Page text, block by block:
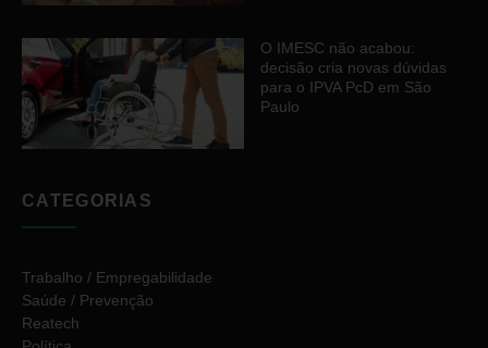
O IMESC não acabou:
decisão cria novas dúvidas
para o IPVA PcD em São
Paulo
CATEGORIAS
Trabalho / Empregabilidade
Saúde / Prevenção
Reatech